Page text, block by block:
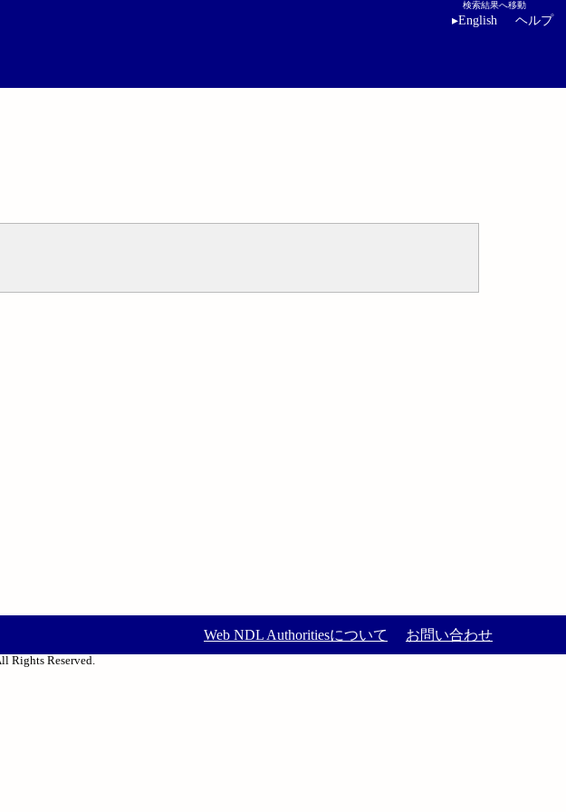
検索結果へ移動
▸English ヘルプ
Web NDL Authoritiesについて お問い合わせ
Rights Reserved.